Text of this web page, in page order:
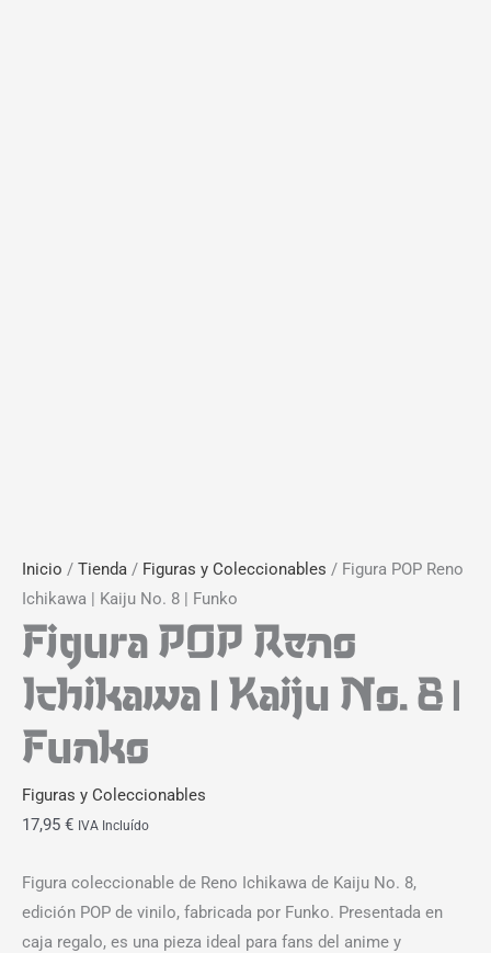
Inicio / Tienda / Figuras y Coleccionables / Figura POP Reno
Ichikawa | Kaiju No. 8 | Funko
Figura POP Reno
Ichikawa | Kaiju No. 8 |
Funko
Figuras y Coleccionables
17,95 € IVA Incluído
Figura coleccionable de Reno Ichikawa de Kaiju No. 8,
edición POP de vinilo, fabricada por Funko. Presentada en
caja regalo, es una pieza ideal para fans del anime y